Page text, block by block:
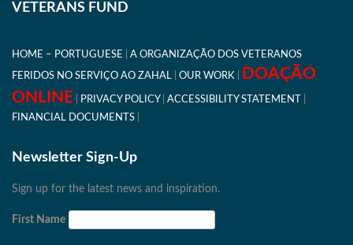
VETERANS FUND
HOME – PORTUGUESE
A ORGANIZAÇÃO DOS VETERANOS
FERIDOS NO SERVIÇO AO ZAHAL
OUR WORK
DOAÇÃO
ONLINE
PRIVACY POLICY
ACCESSIBILITY STATEMENT
FINANCIAL DOCUMENTS
Newsletter Sign-Up
Sign up for the latest news and inspiration.
First Name